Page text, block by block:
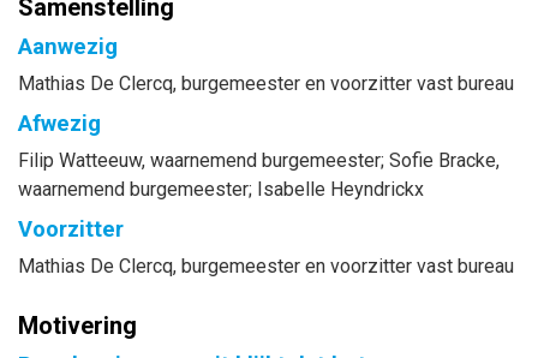
Samenstelling
Aanwezig
Mathias De Clercq, burgemeester en voorzitter vast bureau
Afwezig
Filip Watteeuw, waarnemend burgemeester; Sofie Bracke,
waarnemend burgemeester; Isabelle Heyndrickx
Voorzitter
Mathias De Clercq, burgemeester en voorzitter vast bureau
Motivering